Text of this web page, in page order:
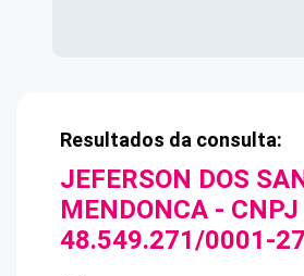
Resultados da consulta:
JEFERSON DOS
MENDONCA - CNPJ
48.549.271/0001-27